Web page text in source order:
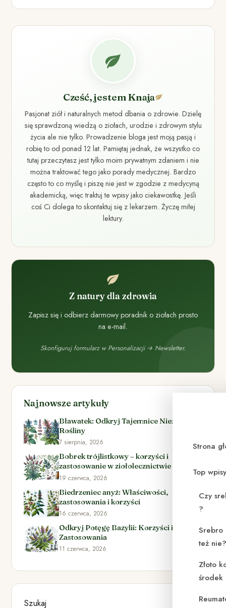
Strona
Top
Czy
?
też
Złoto
środek
Cześć, jestem Knaja
Pasjonat ziół i naturalnych metod dbania o zdrowie. Dzielę
się sprawdzoną wiedzą o ziołach, urodzie i zdrowym stylu
życia ale nie tylko. Prowadzenie bloga jest moją pasją i
robię to od ponad 12 lat. Pamiętaj jednak, że wszystko co
tutaj przeczytasz jest tylko moim prywatnym zdaniem i nie
można traktować tego jako porady medycznej. Bardzo
często to co myślę i piszę nie jest w zgodzie z medycyną
akademicką, więc traktuj te wpisy jako ciekawostkę. Jeśli
coś Ci dolega to skontaktuj się z lekarzem. Życzę miłej
lektury.
Z natury dla zdrowia
Zapisz się i odbierz darmowy poradnik o ziołach prosto
na e-mail.
Skonfiguruj formularz w Personalizacji → Newsletter.
Najnowsze artykuły
Bławatek: Odkryj Tajemnice Niezwykłej
Rośliny
7 sierpnia, 2026
Bobrek trójlistkowy – korzyści i
zastosowanie w ziołolecznictwie
19 czerwca, 2026
Biedrzeniec anyż: Właściwości,
zastosowania i korzyści
16 czerwca, 2026
Odkryj Potęgę Bazylii: Korzyści i
Zastosowania
11 czerwca, 2026
Szukaj